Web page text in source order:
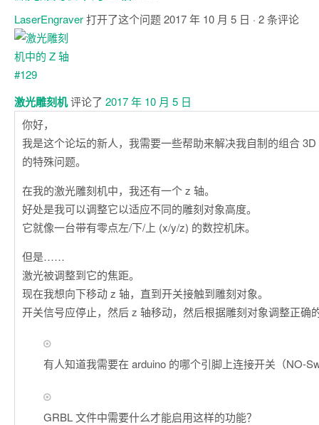
LaserEngraver打开了这个问题2017 年 10 月 5 日 · 2 条评论
注
释
激光雕刻机评论了 2017 年 10 月 5 日
你好，
我是这个论坛的新人，我需要一些帮助来解决我自制的组合
的特殊问题。
在我的激光雕刻机中，我还有一个 z 轴。
好处是我可以调整它以适应不同的雕刻对象高度。
它就像一台带有零点左/下/上 (x/y/z) 的数控机床。
但是……
激光被调整到它的焦距。
现在我想向下移动 z 轴，直到开关接触到雕刻对象。
开关信号应停止，然后 z 轴移动，然后根据雕刻对象调整正确
有人知道我需要在 arduino 的哪个引脚上连接开关（NO-
GRBL 文件中需要什么才能启用这样的功能？